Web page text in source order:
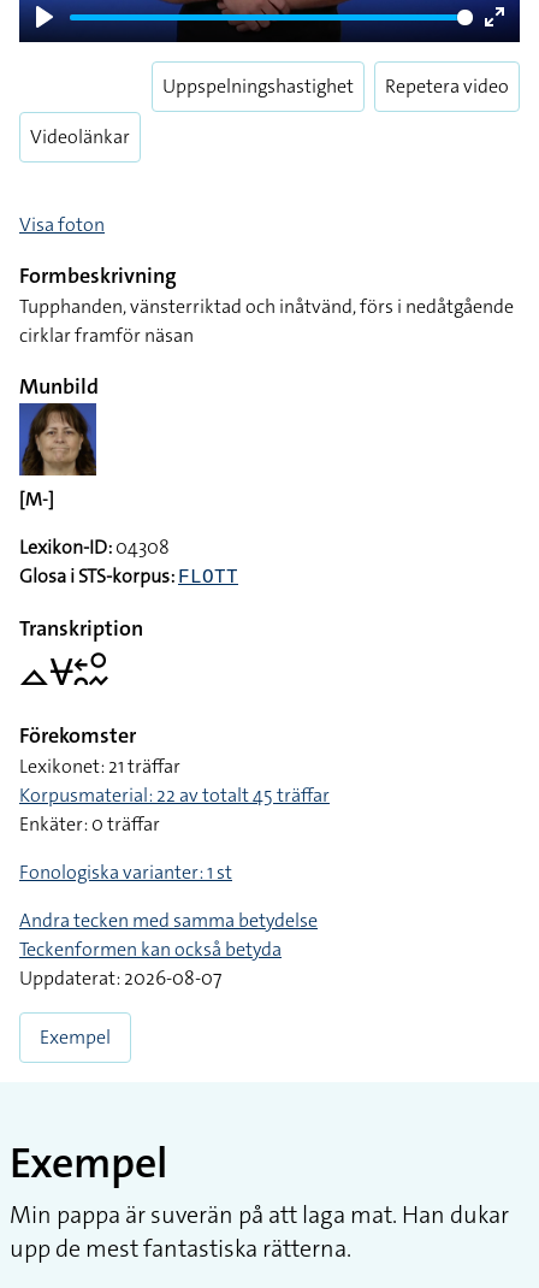
Play
Enter
Videolänkar
Uppspelningshastighet Repetera video
Visa foton
Formbeskrivning
Tupphanden, vänsterriktad och inåtvänd, förs i nedåtgående
cirklar framför näsan
Munbild
[M-]
Lexikon-ID:04308
Glosa i STS-korpus: FLOTT
Transkription
􌤼􌤮􌥓􌥘􌥰􌦌
Förekomster
Lexikonet: 21 träffar
Korpusmaterial: 22 av totalt 45 träffar
Enkäter: 0 träffar
Fonologiska varianter: 1 st
Andra tecken med samma betydelse
Teckenformen kan också betyda
Uppdaterat: 2026-08-07
Exempel
Exempel
Min pappa är suverän på att laga mat. Han dukar
upp de mest fantastiska rätterna.